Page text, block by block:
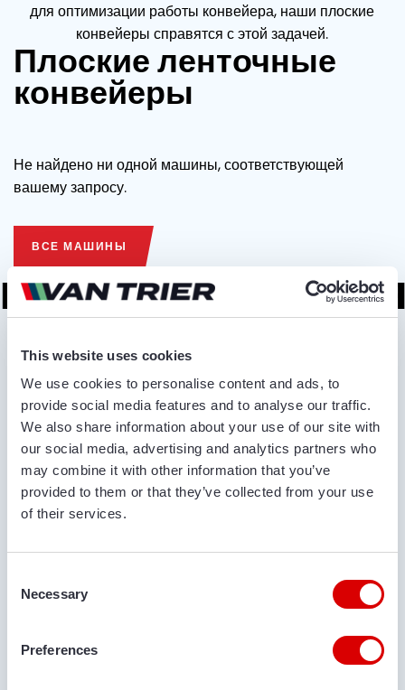
This website uses cookies
We use cookies to personalise content and ads, to
provide social media features and to analyse our traffic.
We also share information about your use of our site with
our social media, advertising and analytics partners who
may combine it with other information that you’ve
provided to them or that they’ve collected from your use
of their services.
Selection
Necessary
Preferences
для оптимизации работы конвейера, наши плоские
конвейеры справятся с этой задачей.
Плоские ленточные
конвейеры
Не найдено ни одной машины, соответствующей
вашему запросу.
ВСЕ МАШИНЫ
и
В компании Van Trier мы понимаем, что каждый проект
имеет уникальные требования. Поэтому мы
предлагаем плоские ленточные конвейеры различной
длины и ширины, чтобы удовлетворить ваши
конкретные потребности. Хотя мы можем поставлять
ленты различных размеров, наши стандартные
варианты включают длину ленты от 5 до 8 метров и
Эффективная сортировка и удаление ненужных
предметов